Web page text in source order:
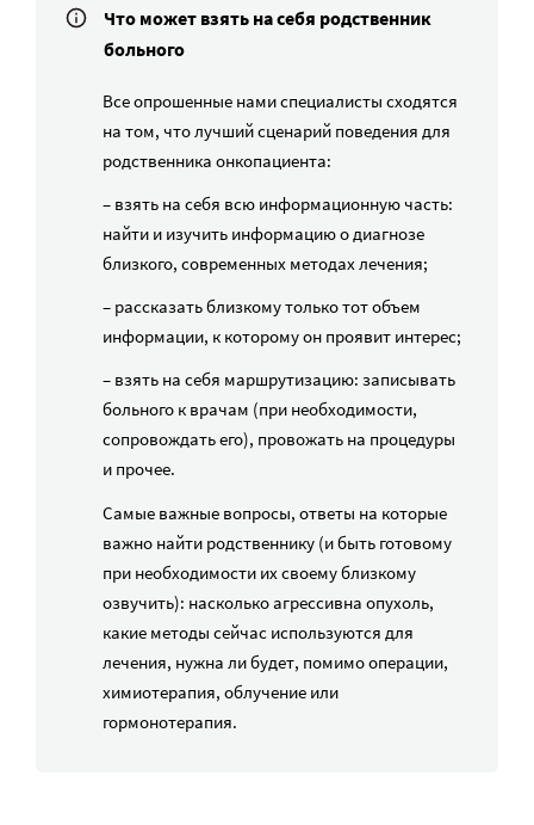
Что может взять на себя родственник
больного
Все опрошенные нами специалисты сходятся
на том, что лучший сценарий поведения для
родственника онкопациента:
– взять на себя всю информационную часть:
найти и изучить информацию о диагнозе
близкого, современных методах лечения;
– рассказать близкому только тот объем
информации, к которому он проявит интерес;
– взять на себя маршрутизацию: записывать
больного к врачам (при необходимости,
сопровождать его), провожать на процедуры
и прочее.
Самые важные вопросы, ответы на которые
важно найти родственнику (и быть готовому
при необходимости их своему близкому
озвучить): насколько агрессивна опухоль,
какие методы сейчас используются для
лечения, нужна ли будет, помимо операции,
химиотерапия, облучение или
гормонотерапия.